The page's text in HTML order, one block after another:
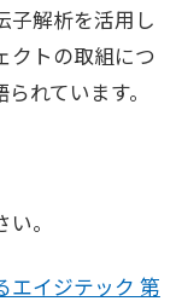
CONTENTS
子解析を活用し
クトの取組につ
れています。
。
エイジテック 第